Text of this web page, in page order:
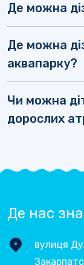
Де можна
Де можна
аквапарку?
Чи можна
дорослих
Де нас
вулиця